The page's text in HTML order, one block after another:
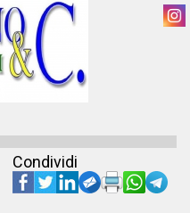
Condividi